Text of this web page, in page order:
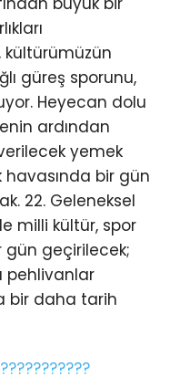
güreş sporunu,
Heyecan dolu
ardından
yemek
havasında bir gün
22. Geleneksel
milli kültür, spor
gün geçirilecek;
pehlivanlar
bir daha tarih